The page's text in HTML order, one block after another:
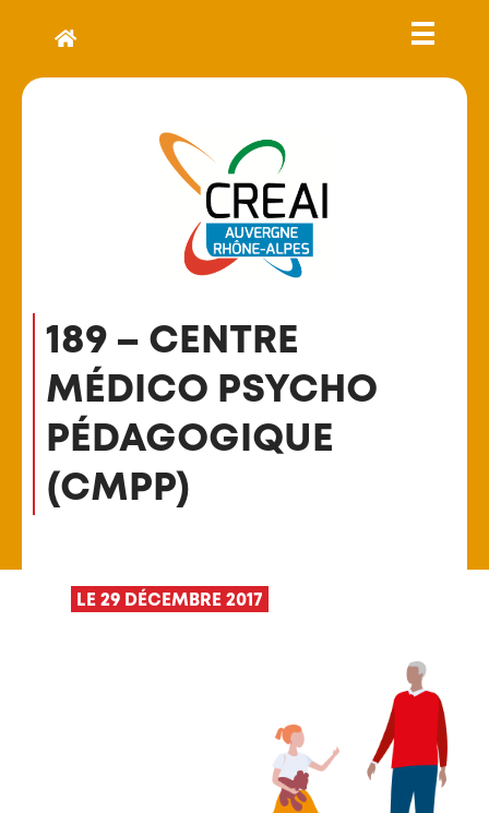
189 – CENTRE
MÉDICO PSYCHO
PÉDAGOGIQUE
(CMPP)
LE 29 DÉCEMBRE 2017